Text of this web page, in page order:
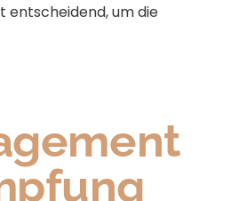
entscheidend, um die